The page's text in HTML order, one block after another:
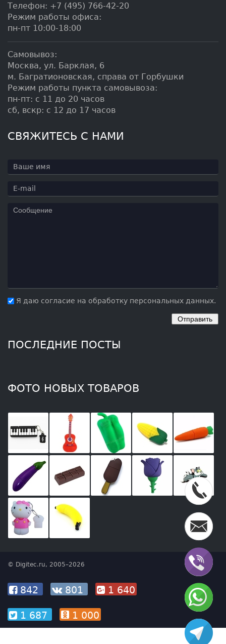
Телефон: +7 (495) 766-42-20
Режим работы офиса:
пн-пт 10:00-18:00
Самовывоз:
Москва, ул. Барклая, 6
м. Багратионовская, справа от Горбушки
Режим работы пункта самовывоза:
пн-пт: с 11 до 20 часов
сб, вскр: с 12 до 17 часов
СВЯЖИТЕСЬ С НАМИ
Я даю согласие на обработку персональных данных.
ПОСЛЕДНИЕ ПОСТЫ
ФОТО НОВЫХ ТОВАРОВ
© Digitec.ru, 2005–2026
842 801 1 640
1 687 1 000